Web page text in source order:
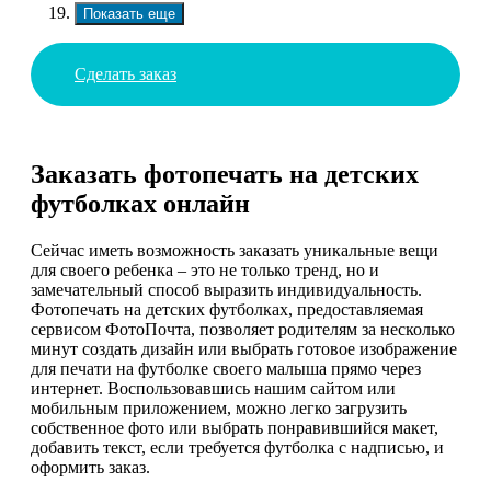
Показать еще
Сделать заказ
Заказать фотопечать на детских
футболках онлайн
Сейчас иметь возможность заказать уникальные вещи
для своего ребенка – это не только тренд, но и
замечательный способ выразить индивидуальность.
Фотопечать на детских футболках, предоставляемая
сервисом ФотоПочта, позволяет родителям за несколько
минут создать дизайн или выбрать готовое изображение
для печати на футболке своего малыша прямо через
интернет. Воспользовавшись нашим сайтом или
мобильным приложением, можно легко загрузить
собственное фото или выбрать понравившийся макет,
добавить текст, если требуется футболка с надписью, и
оформить заказ.